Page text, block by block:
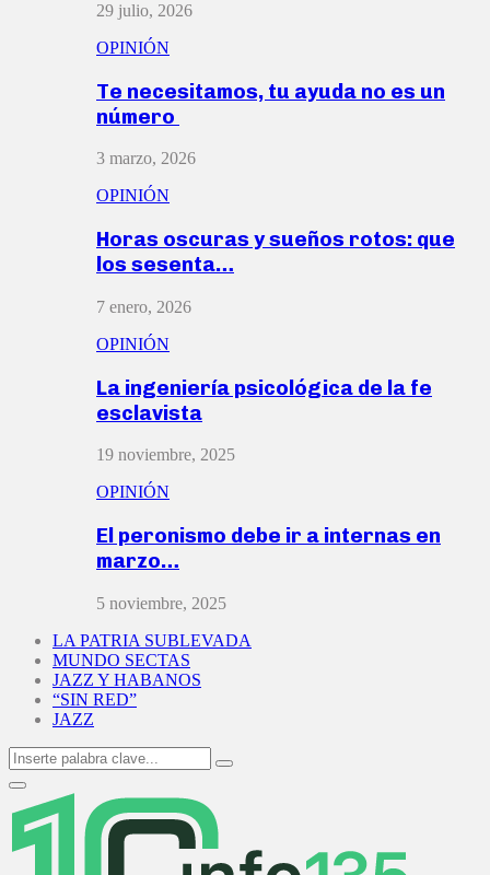
29 julio, 2026
OPINIÓN
Te necesitamos, tu ayuda no es un
número
3 marzo, 2026
OPINIÓN
Horas oscuras y sueños rotos: que
los sesenta…
7 enero, 2026
OPINIÓN
La ingeniería psicológica de la fe
esclavista
19 noviembre, 2025
OPINIÓN
El peronismo debe ir a internas en
marzo…
5 noviembre, 2025
LA PATRIA SUBLEVADA
MUNDO SECTAS
JAZZ Y HABANOS
“SIN RED”
JAZZ
Search
for:
Search
Primary
Menu